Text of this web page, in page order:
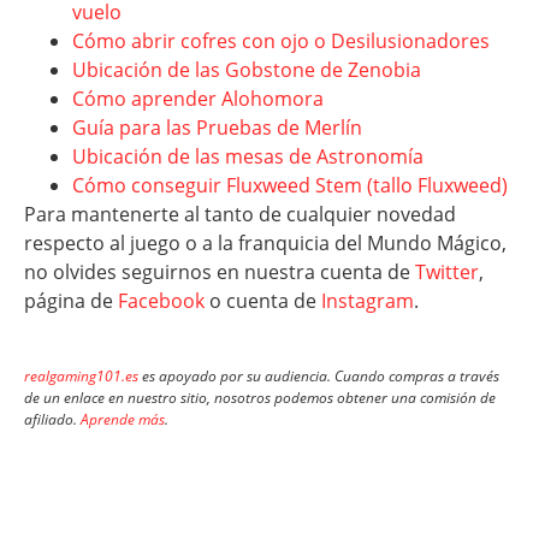
vuelo
Cómo abrir cofres con ojo o Desilusionadores
Ubicación de las Gobstone de Zenobia
Cómo aprender Alohomora
Guía para las Pruebas de Merlín
Ubicación de las mesas de Astronomía
Cómo conseguir Fluxweed Stem (tallo Fluxweed)
Para mantenerte al tanto de cualquier novedad
respecto al juego o a la franquicia del Mundo Mágico,
no olvides seguirnos en nuestra cuenta deTwitter,
página de Facebook o cuenta de Instagram.
realgaming101.eses apoyado por su audiencia. Cuando compras a través
de un enlace en nuestro sitio, nosotros podemos obtener una comisión de
afiliado.Aprende más.